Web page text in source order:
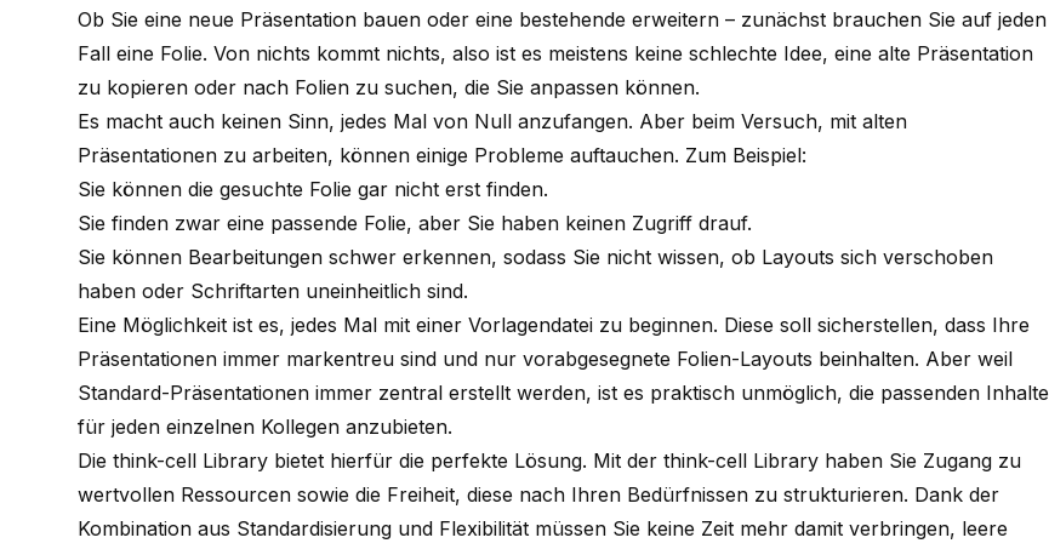
Ob Sie eine neue Präsentation bauen oder eine bestehende erweitern – zunächst brauchen Sie auf jeden
Fall eine Folie. Von nichts kommt nichts, also ist es meistens keine schlechte Idee, eine alte Präsentation
zu kopieren oder nach Folien zu suchen, die Sie anpassen können.
Es macht auch keinen Sinn, jedes Mal von Null anzufangen. Aber beim Versuch, mit alten
Präsentationen zu arbeiten, können einige Probleme auftauchen. Zum Beispiel:
Sie können die gesuchte Folie gar nicht erst finden.
Sie finden zwar eine passende Folie, aber Sie haben keinen Zugriff drauf.
Sie können Bearbeitungen schwer erkennen, sodass Sie nicht wissen, ob Layouts sich verschoben
haben oder Schriftarten uneinheitlich sind.
Eine Möglichkeit ist es, jedes Mal mit einer Vorlagendatei zu beginnen. Diese soll sicherstellen, dass Ihre
Präsentationen immer markentreu sind und nur vorabgesegnete Folien-Layouts beinhalten. Aber weil
Standard-Präsentationen immer zentral erstellt werden, ist es praktisch unmöglich, die passenden Inhalte
für jeden einzelnen Kollegen anzubieten.
Die think-cell Library bietet hierfür die perfekte Lösung. Mit der think-cell Library haben Sie Zugang zu
wertvollen Ressourcen sowie die Freiheit, diese nach Ihren Bedürfnissen zu strukturieren. Dank der
Kombination aus Standardisierung und Flexibilität müssen Sie keine Zeit mehr damit verbringen, leere